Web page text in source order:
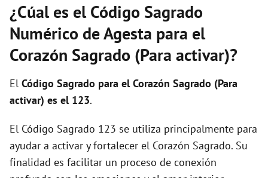
V
i
e
o
¿Cúal es el Código Sagrado
Numérico de Agesta para el
Corazón Sagrado (Para activar)?
El Código Sagrado para el Corazón Sagrado (Para
activar) es el 123.
El Código Sagrado 123 se utiliza principalmente para
ayudar a activar y fortalecer el Corazón Sagrado. Su
finalidad es facilitar un proceso de conexión